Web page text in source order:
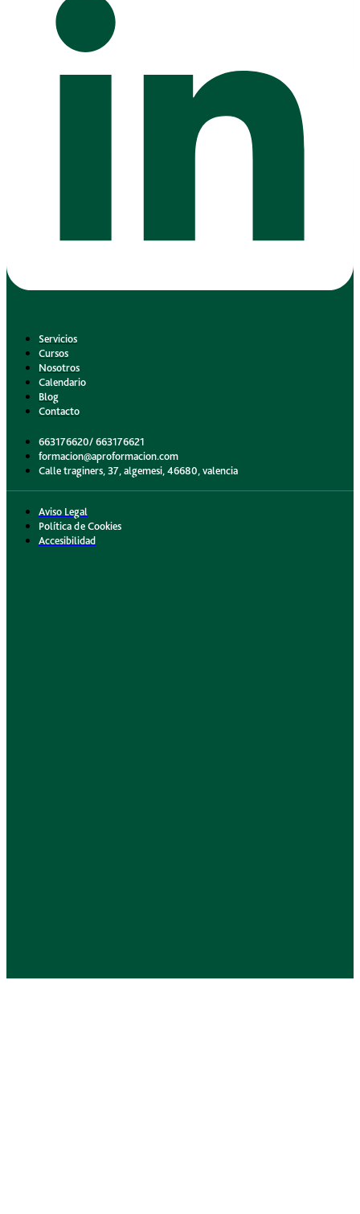
Servicios
Cursos
Nosotros
Calendario
Blog
Contacto
663176620/ 663176621
formacion@aproformacion.com
Calle traginers, 37, algemesi, 46680, valencia
Aviso Legal
Política de Cookies
Accesibilidad